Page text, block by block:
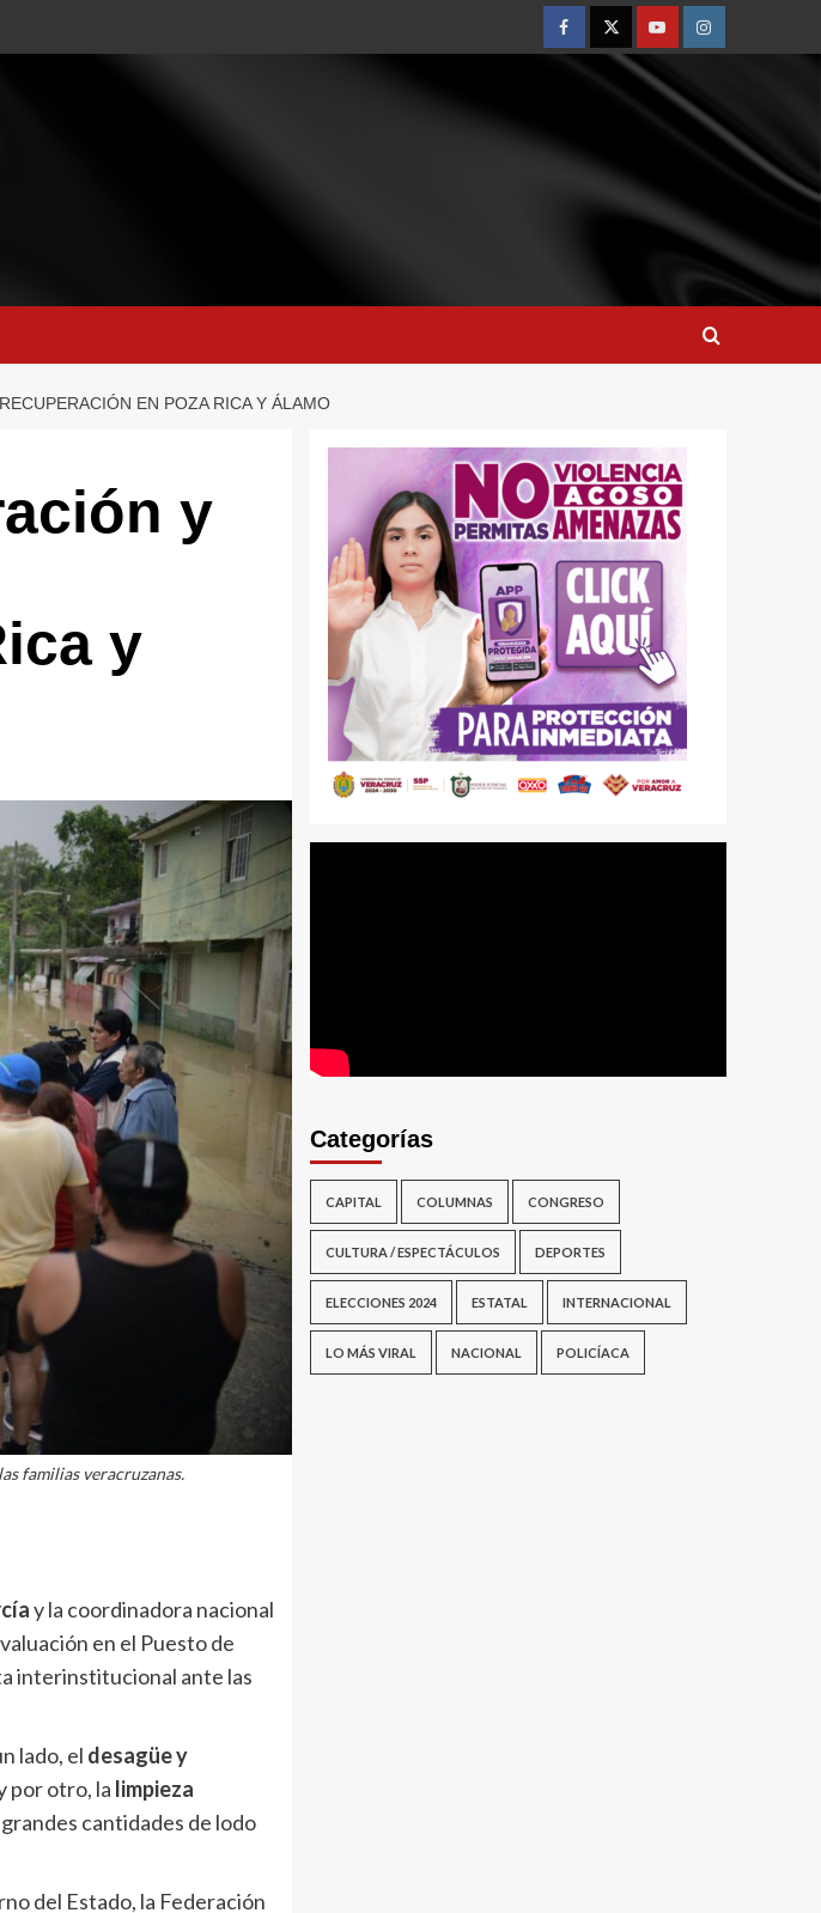
EN POZA RICA Y ÁLAMO
y
y
familias veracruzanas.
y la coordinadora nacional
en el Puesto de
interinstitucional ante las
lado, el desagüe y
por otro, la limpieza
cantidades de lodo
del Estado, la Federación
Categorías
CAPITAL COLUMNAS CONGRESO
CULTURA / ESPECTÁCULOS DEPORTES
ELECCIONES 2024 ESTATAL INTERNACIONAL
LO MÁS VIRAL NACIONAL POLICÍACA